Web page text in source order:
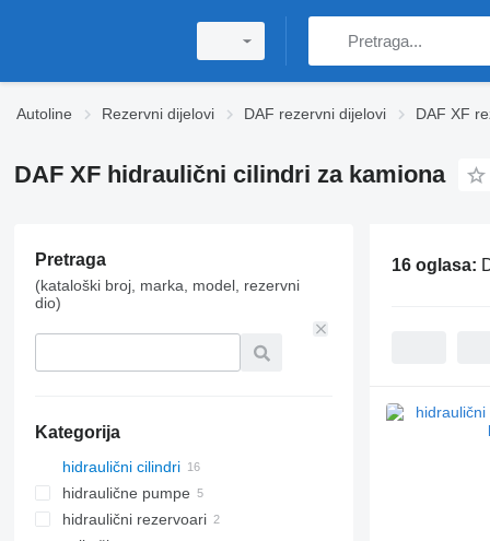
Autoline Rezervni dijelovi DAF rezervni dijelovi DAF XF
DAF XF hidraulični cilindri za kamiona
Pretraga
(kataloški broj, marka, model, rezervni
dio)
Kategorija
hidraulični cilindri
hidraulične pumpe
hidraulični rezervoari
16 oglasa: